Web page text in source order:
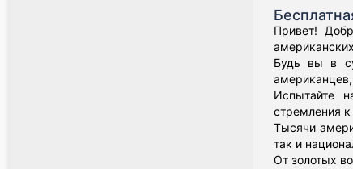
Привет!
Будь вы в
Испытайте
стремления
Тысячи
так и
От золотых